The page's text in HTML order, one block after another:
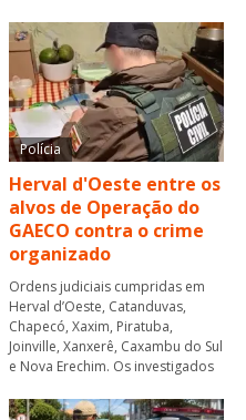
Polícia
Herval d'Oeste entre os
alvos de Operação do
GAECO contra o crime
organizado
Ordens judiciais cumpridas em
Herval d’Oeste, Catanduvas,
Chapecó, Xaxim, Piratuba,
Joinville, Xanxerê, Caxambu do Sul
e Nova Erechim. Os investigados